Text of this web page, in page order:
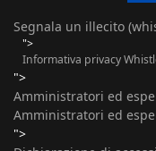
Segnala un illecito
">
Informativa privacy
">
Amministratori ed
Amministratori ed
">